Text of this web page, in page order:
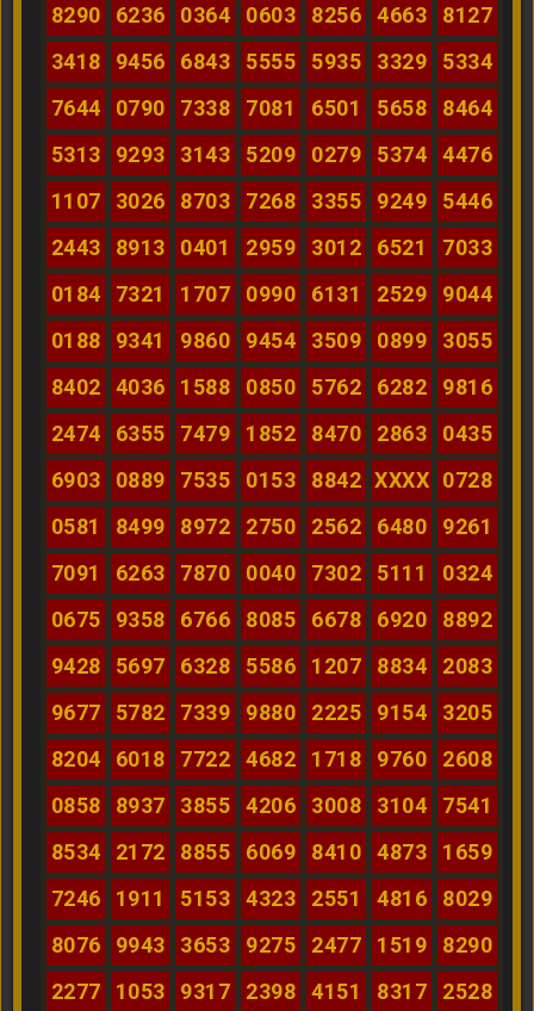
8290
6236 0364 0603 8256 4663
8127
3418
9456 6843 5555 5935 3329
5334
7644
0790 7338 7081 6501 5658
8464
5313
9293 3143 5209 0279 5374
4476
1107
3026 8703 7268 3355 9249
5446
2443
8913 0401 2959 3012 6521
7033
0184
7321 1707 0990 6131 2529
9044
0188
9341 9860 9454 3509 0899
3055
8402
4036 1588 0850 5762 6282
9816
2474
6355 7479 1852 8470 2863
0435
6903
0889 7535 0153 8842 XXXX 0728
0581
8499 8972 2750 2562 6480
9261
7091
6263 7870 0040 7302 5111
0324
0675
9358 6766 8085 6678 6920
8892
9428
5697 6328 5586 1207 8834
2083
9677
5782 7339 9880 2225 9154
3205
8204
6018 7722 4682 1718 9760
2608
0858
8937 3855 4206 3008 3104
7541
8534
2172 8855 6069 8410 4873
1659
7246
1911 5153 4323 2551 4816
8029
8076
9943 3653 9275 2477 1519
8290
2277
1053 9317 2398 4151 8317
2528